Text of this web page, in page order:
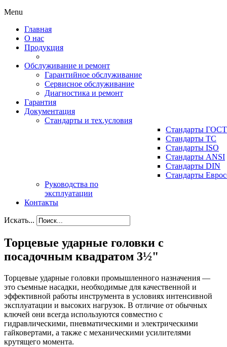
Menu
Главная
О нас
Продукция
Обслуживание и ремонт
Гарантийное обслуживание
Сервисное обслуживание
Диагностика и ремонт
Гарантия
Документация
Стандарты и тех.условия
Стандарты ГОСТ
Стандарты ТС
Стандарты ISO
Стандарты ANSI
Стандарты DIN
Стандарты
Руководства по
эксплуатации
Контакты
Искать...
Торцевые ударные головки с
посадочным квадратом 3½"
Торцевые ударные головки промышленного назначения —
это съемные насадки, необходимые для качественной и
эффективной работы инструмента в условиях интенсивной
эксплуатации и высоких нагрузок. В отличие от обычных
ключей они всегда используются совместно с
гидравлическими, пневматическими и электрическими
гайковертами, а также с механическими усилителями
крутящего момента.